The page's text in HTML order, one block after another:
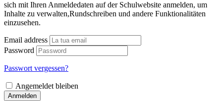
sich mit Ihren Anmeldedaten auf der Schulwebsite anmelden, um
Inhalte zu verwalten,Rundschreiben und andere Funktionalitäten
einzusehen.
Email address
Password
Passwort vergessen?
Angemeldet bleiben
Anmelden